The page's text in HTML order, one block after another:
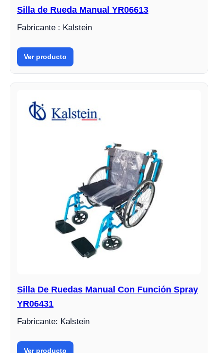
Silla de Rueda Manual YR06613
Fabricante : Kalstein
Ver producto
Silla De Ruedas Manual Con Función Spray
YR06431
Fabricante: Kalstein
Ver producto